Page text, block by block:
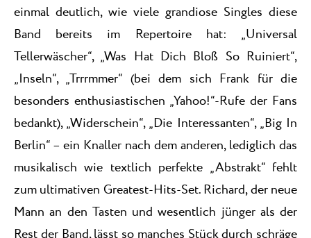
einmal deutlich, wie viele grandiose Singles diese
Band bereits im Repertoire hat: „Universal
Tellerwäscher“, „Was Hat Dich Bloß So Ruiniert“,
„Inseln“, „Trrrmmer“ (bei dem sich Frank für die
besonders enthusiastischen „Yahoo!“-Rufe der Fans
bedankt), „Widerschein“, „Die Interessanten“, „Big In
Berlin“ – ein Knaller nach dem anderen, lediglich das
musikalisch wie textlich perfekte „Abstrakt“ fehlt
zum ultimativen Greatest-Hits-Set. Richard, der neue
Mann an den Tasten und wesentlich jünger als der